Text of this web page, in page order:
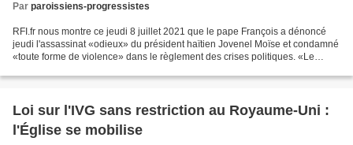
Par paroissiens-progressistes
RFI.fr nous montre ce jeudi 8 juillet 2021 que le pape François a dénoncé
jeudi l'assassinat «odieux» du président haïtien Jovenel Moïse et condamné
«toute forme de violence» dans le règlement des crises politiques. «Le
Loi sur l'IVG sans restriction au Royaume-Uni :
l'Église se mobilise